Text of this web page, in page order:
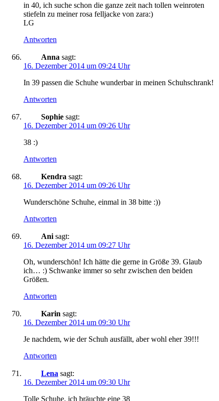
in 40, ich suche schon die ganze zeit nach tollen weinroten
stiefeln zu meiner rosa felljacke von zara:)
LG
Antworten
Anna sagt:
16. Dezember 2014 um 09:24 Uhr
In 39 passen die Schuhe wunderbar in meinen Schuhschrank!
Antworten
Sophie sagt:
16. Dezember 2014 um 09:26 Uhr
38 :)
Antworten
Kendra sagt:
16. Dezember 2014 um 09:26 Uhr
Wunderschöne Schuhe, einmal in 38 bitte :))
Antworten
Ani sagt:
16. Dezember 2014 um 09:27 Uhr
Oh, wunderschön! Ich hätte die gerne in Größe 39. Glaub
ich… :) Schwanke immer so sehr zwischen den beiden
Größen.
Antworten
Karin sagt:
16. Dezember 2014 um 09:30 Uhr
Je nachdem, wie der Schuh ausfällt, aber wohl eher 39!!!
Antworten
Lena sagt:
16. Dezember 2014 um 09:30 Uhr
Tolle Schuhe, ich bräuchte eine 38